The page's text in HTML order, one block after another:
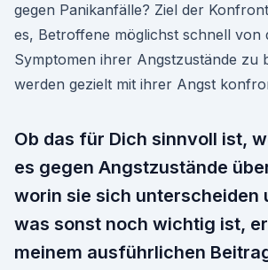
gegen Panikanfälle? Ziel der
es, Betroffene möglichst schnell von
Symptomen ihrer Angstzustände zu
werden gezielt mit ihrer Angst
Ob das für Dich sinnvoll ist,
es gegen Angstzustände
worin sie sich unterscheiden
was sonst noch wichtig ist,
meinem ausführlichen